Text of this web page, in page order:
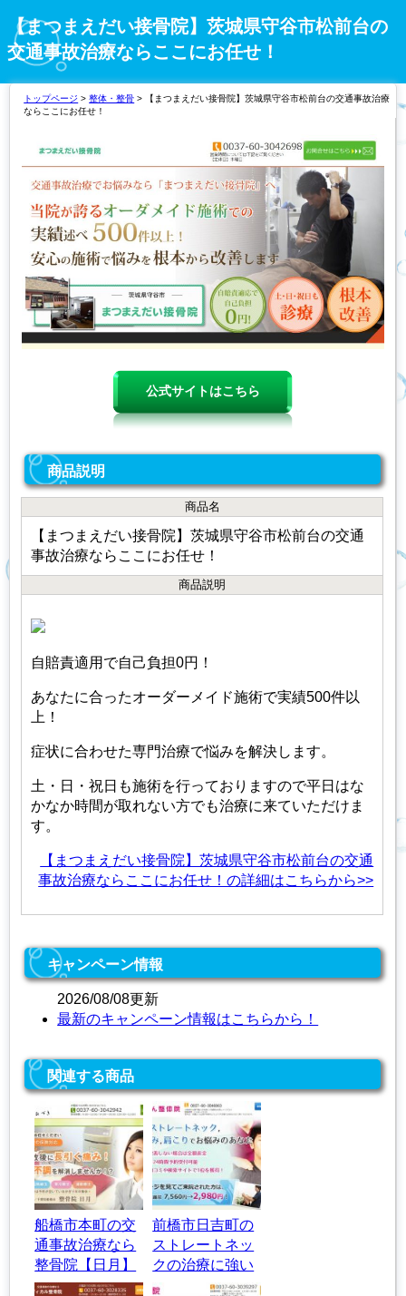
【まつまえだい接骨院】茨城県守谷市松前台の
交通事故治療ならここにお任せ！
トップページ >整体・整骨 > 【まつまえだい接骨院】茨城県守谷市松前台の交通事故治療
ならここにお任せ！
公式サイトはこちら
商品説明
商品名
【まつまえだい接骨院】茨城県守谷市松前台の交通
事故治療ならここにお任せ！
商品説明
自賠責適用で自己負担0円！
あなたに合ったオーダーメイド施術で実績500件以
上！
症状に合わせた専門治療で悩みを解決します。
土・日・祝日も施術を行っておりますので平日はな
かなか時間が取れない方でも治療に来ていただけま
す。
【まつまえだい接骨院】茨城県守谷市松前台の交通
事故治療ならここにお任せ！の詳細はこちらから>>
キャンペーン情報
2026/08/08更新
最新のキャンペーン情報はこちらから！
関連する商品
船橋市本町の交
通事故治療なら
整骨院【日月】
前橋市日吉町の
ストレートネッ
クの治療に強い
整体院｜ぷらん